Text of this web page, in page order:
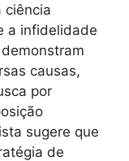
ciência
a infidelidade
causas,
por
sugere que
de